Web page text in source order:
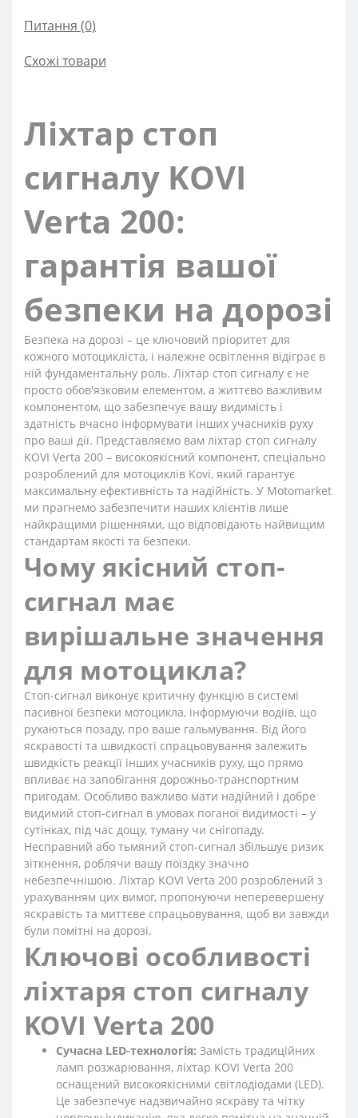
Питання (0)
Схожі товари
Ліхтар стоп
сигналу KOVI
Verta 200:
гарантія вашої
безпеки на дорозі
Безпека на дорозі – це ключовий пріоритет для
кожного мотоцикліста, і належне освітлення відіграє в
ній фундаментальну роль. Ліхтар стоп сигналу є не
просто обов'язковим елементом, а життєво важливим
компонентом, що забезпечує вашу видимість і
здатність вчасно інформувати інших учасників руху
про ваші дії. Представляємо вам ліхтар стоп сигналу
KOVI Verta 200 – високоякісний компонент, спеціально
розроблений для мотоциклів Kovi, який гарантує
максимальну ефективність та надійність. У Motomarket
ми прагнемо забезпечити наших клієнтів лише
найкращими рішеннями, що відповідають найвищим
стандартам якості та безпеки.
Чому якісний стоп-
сигнал має
вирішальне значення
для мотоцикла?
Стоп-сигнал виконує критичну функцію в системі
пасивної безпеки мотоцикла, інформуючи водіїв, що
рухаються позаду, про ваше гальмування. Від його
яскравості та швидкості спрацьовування залежить
швидкість реакції інших учасників руху, що прямо
впливає на запобігання дорожньо-транспортним
пригодам. Особливо важливо мати надійний і добре
видимий стоп-сигнал в умовах поганої видимості – у
сутінках, під час дощу, туману чи снігопаду.
Несправний або тьмяний стоп-сигнал збільшує ризик
зіткнення, роблячи вашу поїздку значно
небезпечнішою. Ліхтар KOVI Verta 200 розроблений з
урахуванням цих вимог, пропонуючи неперевершену
яскравість та миттєве спрацьовування, щоб ви завжди
були помітні на дорозі.
Ключові особливості
ліхтаря стоп сигналу
KOVI Verta 200
Сучасна LED-технологія: Замість традиційних
ламп розжарювання, ліхтар KOVI Verta 200
оснащений високоякісними світлодіодами (LED).
Це забезпечує надзвичайно яскраву та чітку